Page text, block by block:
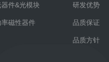
器件&光模块
率磁性器件
研发优势
品质保证
品质方针